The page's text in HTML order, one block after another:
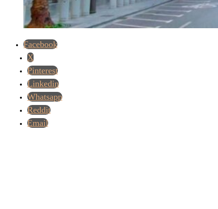
Facebook
X
Pinterest
Linkedin
Whatsapp
Reddit
Email